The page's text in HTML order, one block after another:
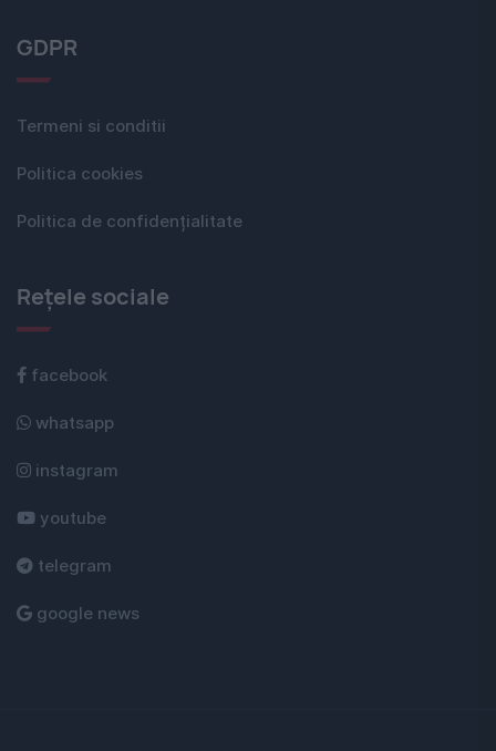
GDPR
Termeni si conditii
Politica cookies
Politica de confidențialitate
Rețele sociale
facebook
whatsapp
instagram
youtube
telegram
google news